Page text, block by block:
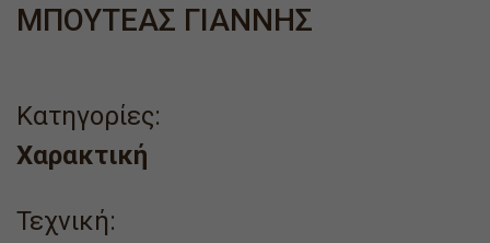
ΜΠΟΥΤΕΑΣ ΓΙΑΝΝΗΣ
Κατηγορίες:
Χαρακτική
Τεχνική: